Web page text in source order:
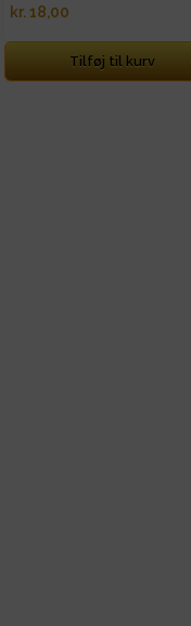
kr. 18,00
Tilføj til kurv